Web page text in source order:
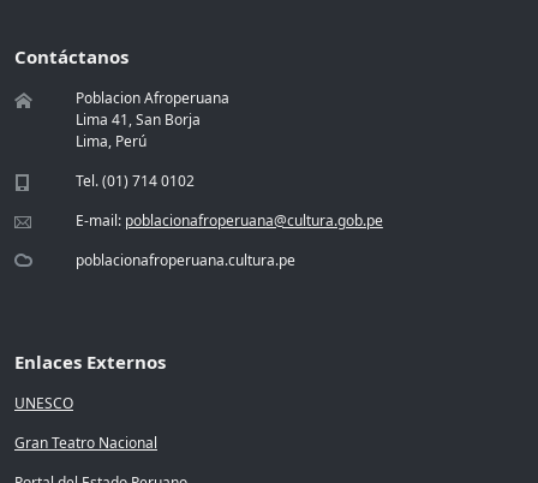
Contáctanos
Poblacion Afroperuana
Lima 41, San Borja
Lima, Perú
Tel. (01) 714 0102
E-mail: poblacionafroperuana@cultura.gob.pe
poblacionafroperuana.cultura.pe
Enlaces Externos
UNESCO
Gran Teatro Nacional